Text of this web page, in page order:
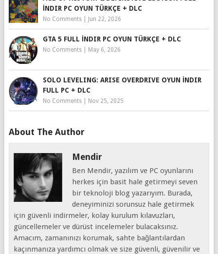
İNDIR PC OYUN TÜRKÇE + DLC
No Comments| Jun 22, 2026
GTA 5 FULL İNDIR PC OYUN TÜRKÇE + DLC
No Comments| May 6, 2026
SOLO LEVELING: ARISE OVERDRIVE OYUN İNDIR
FULL PC + DLC
No Comments| Nov 25, 2025
About The Author
Mendir
Ben Mendir, yazılım ve PC oyunlarını
herkes için basit hale getirmeyi seven
bir teknoloji blog yazarıyım. Burada,
deneyiminizi sorunsuz hale getirmek
için güvenli indirmeler, kolay kurulum kılavuzları,
güncellemeler ve dürüst incelemeler bulacaksınız.
Amacım, zamanınızı korumak, sahte bağlantılardan
kaçınmanıza yardımcı olmak ve size güvenli, güvenilir ve